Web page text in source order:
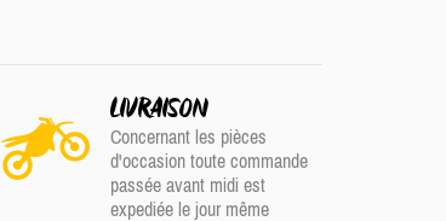
LIVRAISON
Concernant les pièces
d'occasion toute commande
passée avant midi est
expediée le jour même